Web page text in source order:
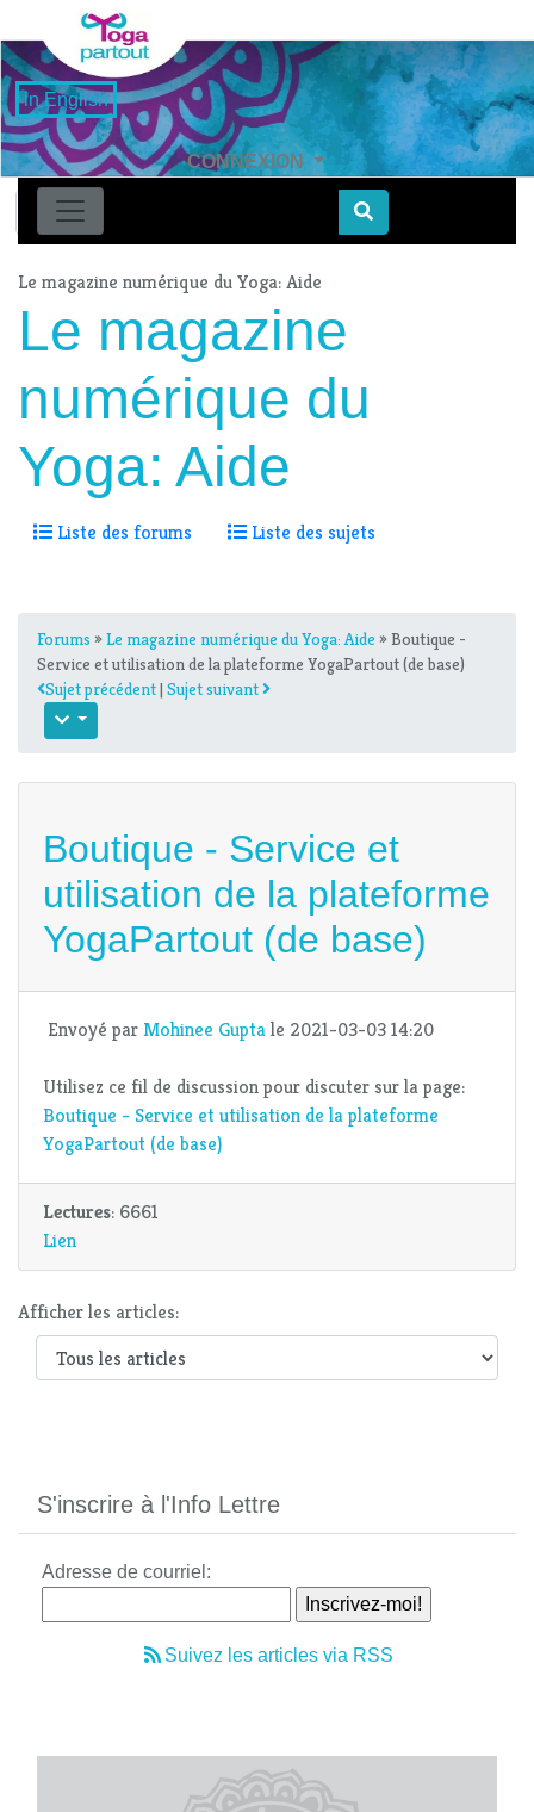
in English
CONNEXION
Find
Le magazine numérique du Yoga: Aide
Le magazine
numérique du
Yoga: Aide
Liste des forums Liste des sujets
Forums »Le magazine numérique du Yoga: Aide » Boutique -
Service et utilisation de la plateforme YogaPartout (de base)
Sujet précédent| Sujet suivant
Boutique - Service et
utilisation de la plateforme
YogaPartout (de base)
Envoyé par Mohinee Guptale 2021-03-03 14:20
Utilisez ce fil de discussion pour discuter sur la page:
Boutique - Service et utilisation de la plateforme
YogaPartout (de base)
Lectures: 6661
Lien
Afficher les articles:
S'inscrire à l'Info Lettre
Adresse de courriel:
Suivez les articles via RSS